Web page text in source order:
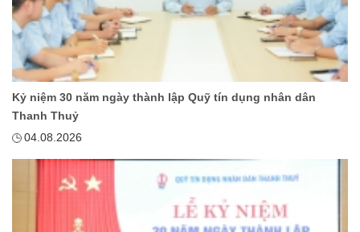
Kỷ niệm 30 năm ngày thành lập Quỹ tín dụng nhân dân
Thanh Thuỷ
04.08.2026